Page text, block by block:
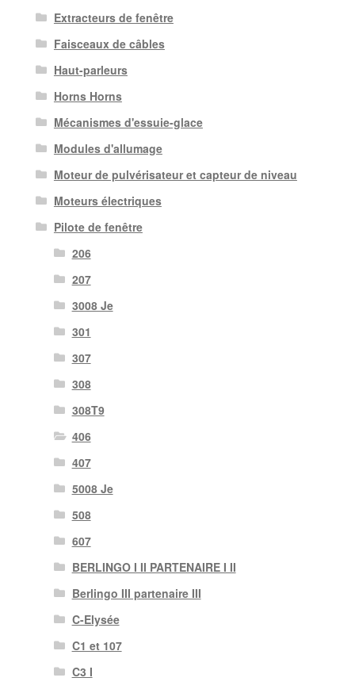
Extracteurs de fenêtre
Faisceaux de câbles
Haut-parleurs
Horns Horns
Mécanismes d'essuie-glace
Modules d'allumage
Moteur de pulvérisateur et capteur de niveau
Moteurs électriques
Pilote de fenêtre
206
207
3008 Je
301
307
308
308T9
406
407
5008 Je
508
607
BERLINGO I II PARTENAIRE I II
Berlingo III partenaire III
C-Elysée
C1 et 107
C3 I